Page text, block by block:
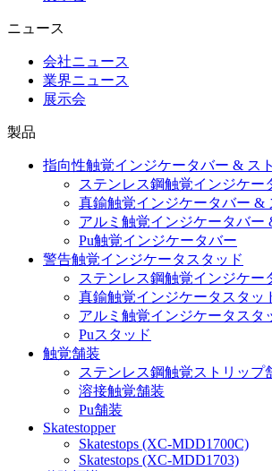
ニュース
会社ニュース
業界ニュース
展示会
製品
指向性触覚インジケータバー & ス
ステンレス鋼触覚インジケー
真鍮触覚インジケータバー &
アルミ触覚インジケータバー
Pu触覚インジケータバー
警告触覚インジケータスタッド
ステンレス鋼触覚インジケー
真鍮触覚インジケータスタッ
アルミ触覚インジケータスタ
Puスタッド
触覚舗装
ステンレス鋼触覚ストリップ
溶接触覚舗装
Pu舗装
Skatestopper
Skatestops (XC-MDD1700C)
Skatestops (XC-MDD1703)